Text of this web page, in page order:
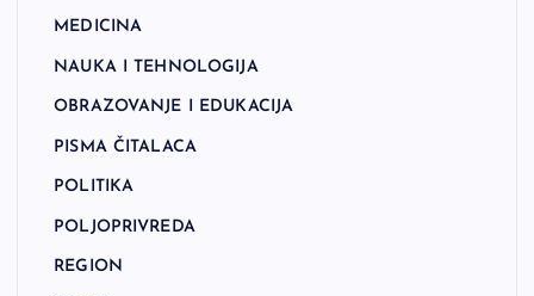
MEDICINA
NAUKA I TEHNOLOGIJA
OBRAZOVANJE I EDUKACIJA
PISMA ČITALACA
POLITIKA
POLJOPRIVREDA
REGION